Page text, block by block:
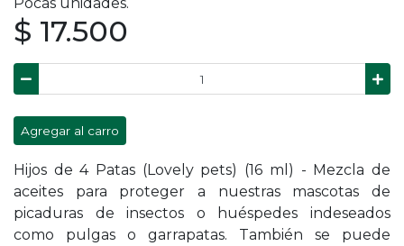
Pocas unidades.
$ 17.500
Agregar al carro
Hijos de 4 Patas (Lovely pets) (16 ml) - Mezcla de
aceites para proteger a nuestras mascotas de
picaduras de insectos o huéspedes indeseados
como pulgas o garrapatas. También se puede